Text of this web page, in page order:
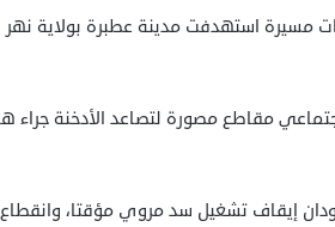
مسيرة استهدفت مدينة عطبرة بولاية
مقاطع مصورة لتصاعد الأدخنة جراء
إيقاف تشغيل سد مروي مؤقتا، وانقطاع